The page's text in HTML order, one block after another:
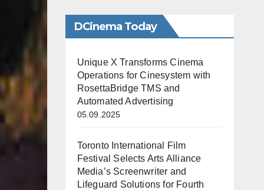
DCinema Today
Unique X Transforms Cinema
Operations for Cinesystem with
RosettaBridge TMS and
Automated Advertising
05.09.2025
Toronto International Film
Festival Selects Arts Alliance
Media’s Screenwriter and
Lifeguard Solutions for Fourth